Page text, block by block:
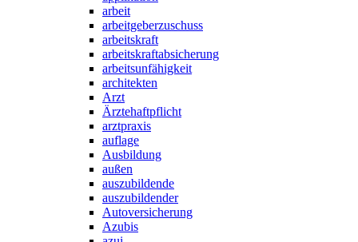
arbeit
arbeitgeberzuschuss
arbeitskraft
arbeitskraftabsicherung
arbeitsunfähigkeit
architekten
Arzt
Ärztehaftpflicht
arztpraxis
auflage
Ausbildung
außen
auszubildende
auszubildender
Autoversicherung
Azubis